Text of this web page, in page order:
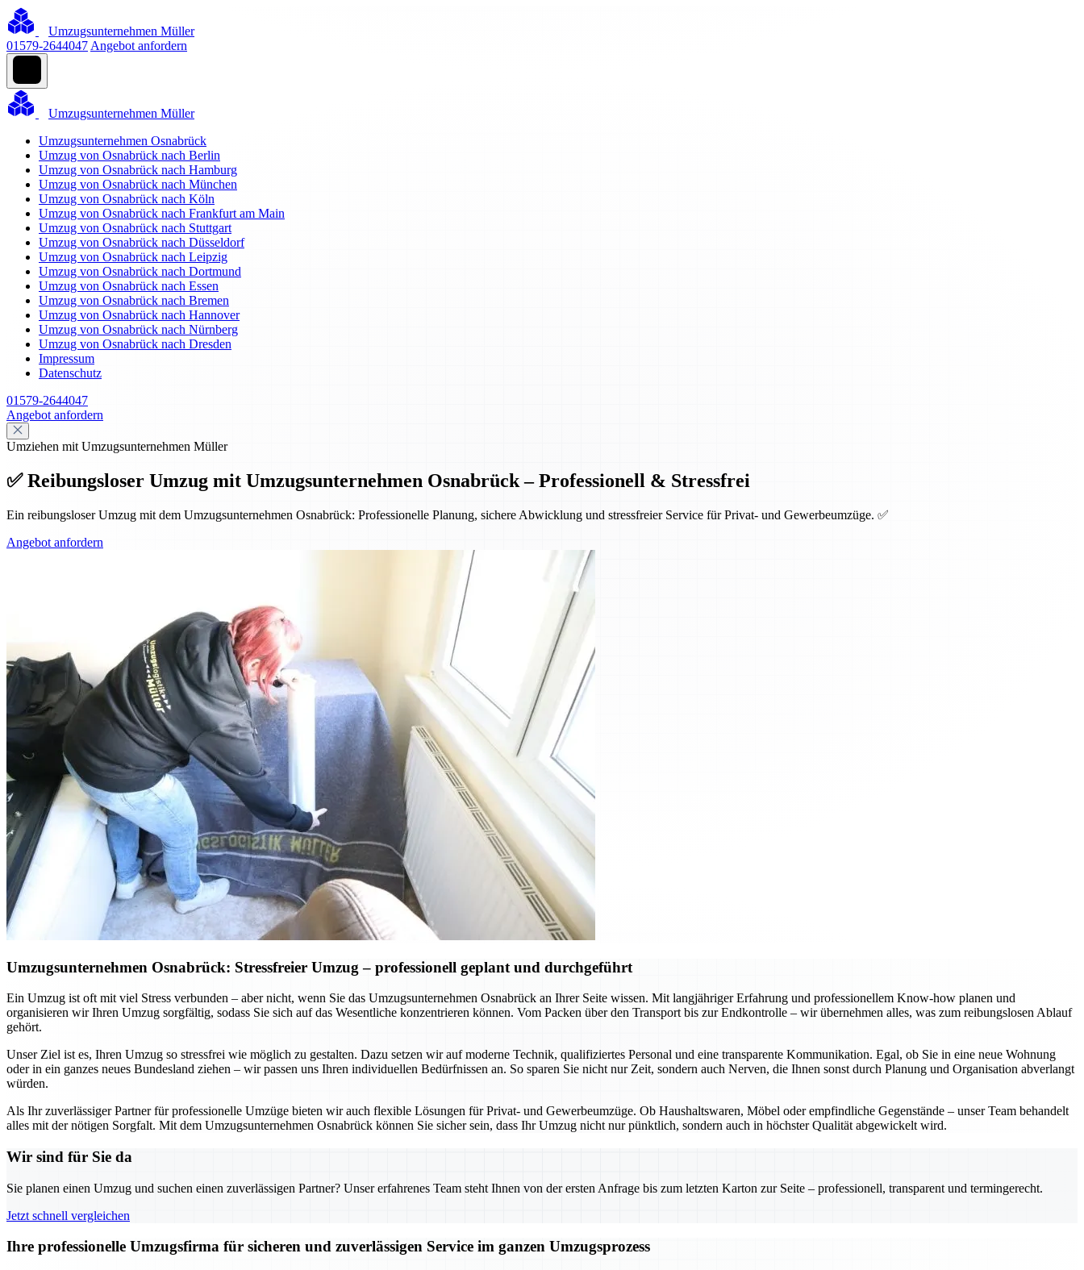
Umzugsunternehmen Müller
01579-2644047 Angebot anfordern
Umzugsunternehmen Müller
Umzugsunternehmen Osnabrück
Umzug von Osnabrück nach Berlin
Umzug von Osnabrück nach Hamburg
Umzug von Osnabrück nach München
Umzug von Osnabrück nach Köln
Umzug von Osnabrück nach Frankfurt am Main
Umzug von Osnabrück nach Stuttgart
Umzug von Osnabrück nach Düsseldorf
Umzug von Osnabrück nach Leipzig
Umzug von Osnabrück nach Dortmund
Umzug von Osnabrück nach Essen
Umzug von Osnabrück nach Bremen
Umzug von Osnabrück nach Hannover
Umzug von Osnabrück nach Nürnberg
Umzug von Osnabrück nach Dresden
Impressum
Datenschutz
01579-2644047
Angebot anfordern
Umziehen mit Umzugsunternehmen Müller
✅ Reibungsloser Umzug mit Umzugsunternehmen Osnabrück – Professionell & Stressfrei
Ein reibungsloser Umzug mit dem Umzugsunternehmen Osnabrück: Professionelle Planung, sichere Abwicklung und stressfreier Service für Privat- und Gewerbeumzüge. ✅
Angebot anfordern
Umzugsunternehmen Osnabrück: Stressfreier Umzug – professionell geplant und durchgeführt
Ein Umzug ist oft mit viel Stress verbunden – aber nicht, wenn Sie das Umzugsunternehmen Osnabrück an Ihrer Seite wissen. Mit langjähriger Erfahrung und professionellem Know-how planen und
organisieren wir Ihren Umzug sorgfältig, sodass Sie sich auf das Wesentliche konzentrieren können. Vom Packen über den Transport bis zur Endkontrolle – wir übernehmen alles, was zum reibungslosen Ablauf
gehört.
Unser Ziel ist es, Ihren Umzug so stressfrei wie möglich zu gestalten. Dazu setzen wir auf moderne Technik, qualifiziertes Personal und eine transparente Kommunikation. Egal, ob Sie in eine neue Wohnung
oder in ein ganzes neues Bundesland ziehen – wir passen uns Ihren individuellen Bedürfnissen an. So sparen Sie nicht nur Zeit, sondern auch Nerven, die Ihnen sonst durch Planung und Organisation abverlangt
würden.
Als Ihr zuverlässiger Partner für professionelle Umzüge bieten wir auch flexible Lösungen für Privat- und Gewerbeumzüge. Ob Haushaltswaren, Möbel oder empfindliche Gegenstände – unser Team behandelt
alles mit der nötigen Sorgfalt. Mit dem Umzugsunternehmen Osnabrück können Sie sicher sein, dass Ihr Umzug nicht nur pünktlich, sondern auch in höchster Qualität abgewickelt wird.
Wir sind für Sie da
Sie planen einen Umzug und suchen einen zuverlässigen Partner? Unser erfahrenes Team steht Ihnen von der ersten Anfrage bis zum letzten Karton zur Seite – professionell, transparent und termingerecht.
Jetzt schnell vergleichen
Ihre professionelle Umzugsfirma für sicheren und zuverlässigen Service im ganzen Umzugsprozess